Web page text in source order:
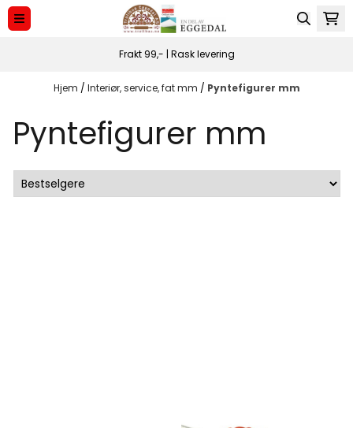
Hopp til innhold
Frakt 99,- | Rask levering
Hjem / Interiør, service, fat mm / Pyntefigurer mm
Pyntefigurer mm